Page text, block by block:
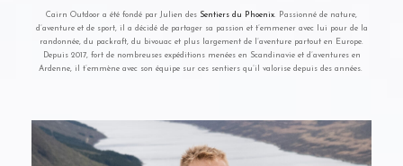
Cairn Outdoor a été fondé par Julien des Sentiers du Phoenix. Passionné de nature,
d’aventure et de sport, il a décidé de partager sa passion et t’emmener avec lui pour de la
randonnée, du packraft, du bivouac et plus largement de l’aventure partout en Europe.
Depuis 2017, fort de nombreuses expéditions menées en Scandinavie et d’aventures en
Ardenne, il t’emmène avec son équipe sur ces sentiers qu’il valorise depuis des années.